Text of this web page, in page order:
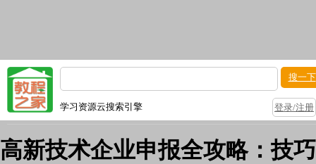
搜一下
学习资源云搜索引擎 登录/注册
高新技术企业申报全攻略：技巧